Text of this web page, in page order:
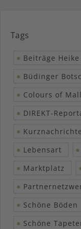
Tags
Beiträge Heike
Büdinger
Colours of
DIREKT-
Lebensart
Marktplatz
Schöne Böden
Schöne